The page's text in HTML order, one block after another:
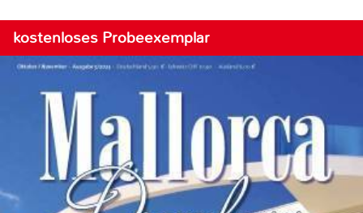
kostenloses Probeexemplar